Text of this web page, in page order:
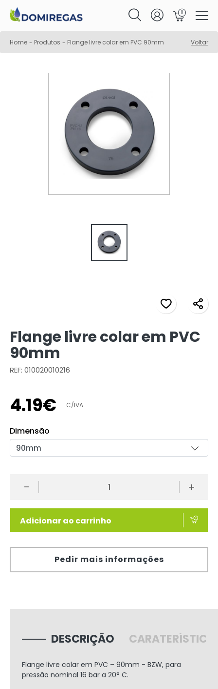
0
Home - Produtos - Flange livre colar em PVC 90mm Voltar
Flange livre colar em PVC
90mm
REF: 010020010216
4.19€ C/IVA
Dimensão
- +
Adicionar ao carrinho
Pedir mais informações
DESCRIÇÃO
Flange livre colar em PVC – 90mm - BZW, para
pressão nominal 16 bar a 20° C.